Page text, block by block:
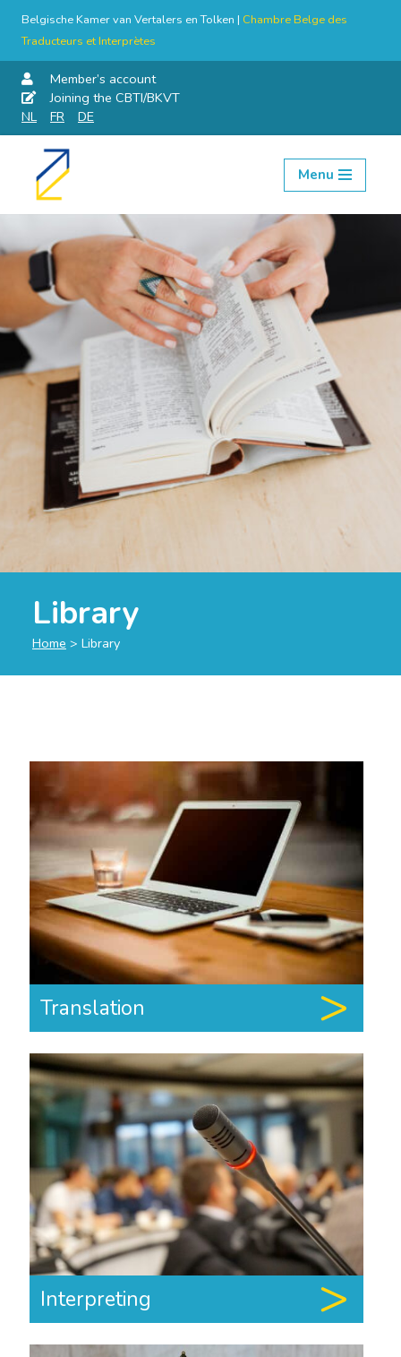
Belgische Kamer van Vertalers en Tolken | Chambre Belge des
Traducteurs et Interprètes
Member’s account
Joining the CBTI/BKVT
NL
FR DE
Skip
Menu
Library
Home > Library
Translation
Interpreting